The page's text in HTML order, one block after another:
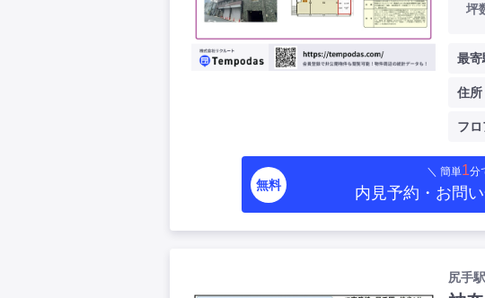
坪
最寄
住所
フロ
無料
＼ 簡単1分
内見予約・お問
尻手